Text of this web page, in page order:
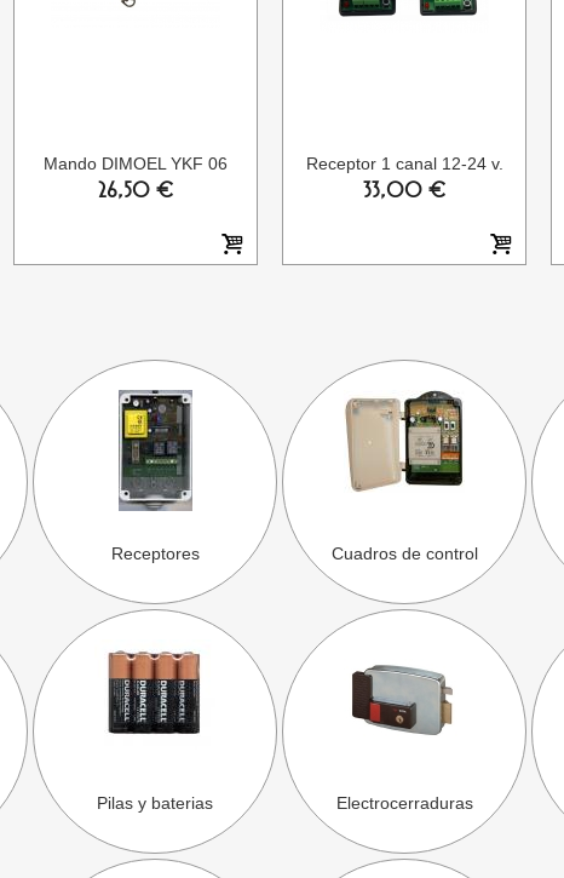
Mando DIMOEL YKF 06
26,50 €
Receptor 1 canal 12-24 v.
33,00 €
Receptores Cuadros de control
Pilas y baterias Electrocerraduras